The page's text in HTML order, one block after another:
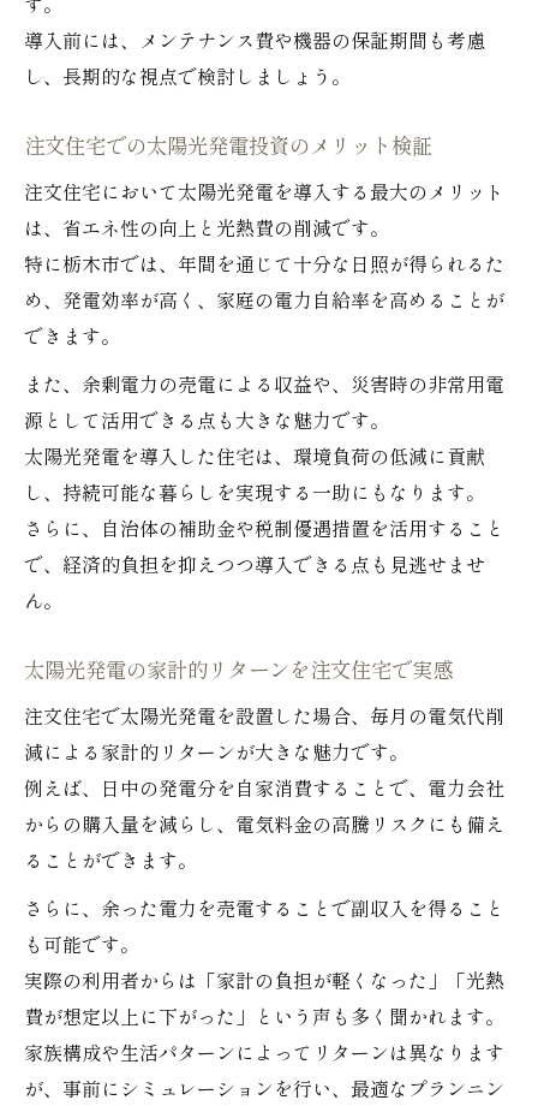
す。
導入前には、メンテナンス費や機器の保証期間も考慮
し、長期的な視点で検討しましょう。
注文住宅での太陽光発電投資のメリット検証
注文住宅において太陽光発電を導入する最大のメリット
は、省エネ性の向上と光熱費の削減です。
特に栃木市では、年間を通じて十分な日照が得られるた
め、発電効率が高く、家庭の電力自給率を高めることが
できます。
また、余剰電力の売電による収益や、災害時の非常用電
源として活用できる点も大きな魅力です。
太陽光発電を導入した住宅は、環境負荷の低減に貢献
し、持続可能な暮らしを実現する一助にもなります。
さらに、自治体の補助金や税制優遇措置を活用すること
で、経済的負担を抑えつつ導入できる点も見逃せませ
ん。
太陽光発電の家計的リターンを注文住宅で実感
注文住宅で太陽光発電を設置した場合、毎月の電気代削
減による家計的リターンが大きな魅力です。
例えば、日中の発電分を自家消費することで、電力会社
からの購入量を減らし、電気料金の高騰リスクにも備え
ることができます。
さらに、余った電力を売電することで副収入を得ること
も可能です。
実際の利用者からは「家計の負担が軽くなった」「光熱
費が想定以上に下がった」という声も多く聞かれます。
家族構成や生活パターンによってリターンは異なります
が、事前にシミュレーションを行い、最適なプランニン